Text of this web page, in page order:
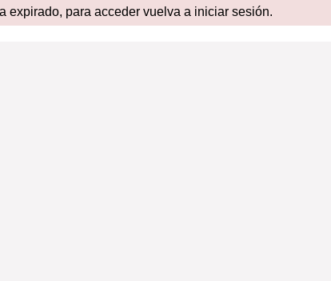
expirado, para acceder vuelva a iniciar sesión.